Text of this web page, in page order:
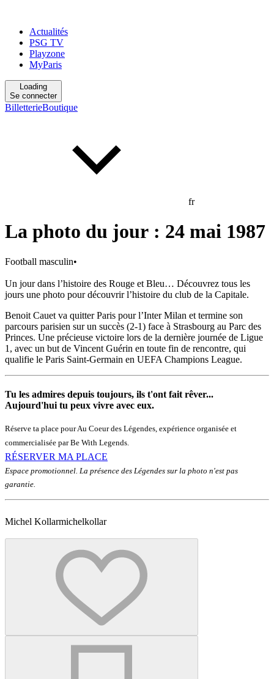
Actualités
PSG TV
Playzone
MyParis
Loading
Se connecter
BilletterieBoutique
fr
La photo du jour : 24 mai 1987
Football masculin•
Un jour dans l’histoire des Rouge et Bleu… Découvrez tous les
jours une photo pour découvrir l’histoire du club de la Capitale.
Benoit Cauet va quitter Paris pour l’Inter Milan et termine son
parcours parisien sur un succès (2-1) face à Strasbourg au Parc des
Princes. Une précieuse victoire lors de la dernière journée de Ligue
1, avec un but de Vincent Guérin en toute fin de rencontre, qui
qualifie le Paris Saint-Germain en UEFA Champions League.
Tu les admires depuis toujours, ils t'ont fait rêver...
Aujourd'hui tu peux vivre avec eux.
Réserve ta place pour Au Coeur des Légendes, expérience organisée et
commercialisée par Be With Legends.
RÉSERVER MA PLACE
Espace promotionnel. La présence des Légendes sur la photo n'est pas
garantie.
Michel Kollarmichelkollar